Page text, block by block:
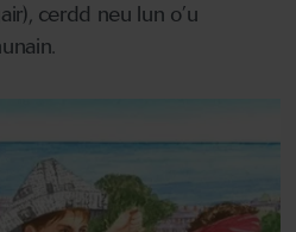
cerdd neu lun o’u